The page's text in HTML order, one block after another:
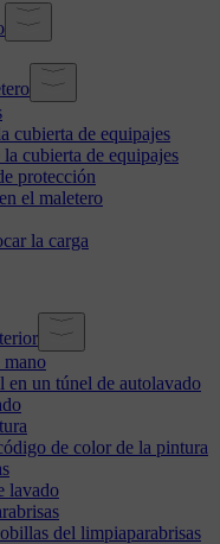
cubierta de equipajes
cubierta de equipajes
protección
el maletero
la carga
mano
un túnel de autolavado
de color de la pintura
lavado
del limpiaparabrisas